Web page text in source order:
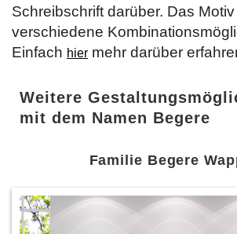
Schreibschrift darüber. Das
verschiedene
Einfach hier mehr darüber
Weitere
mit dem Namen Begere
Familie Begere